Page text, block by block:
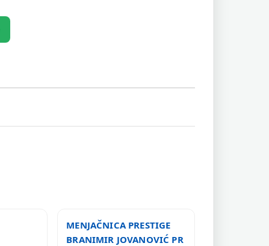
MENJAČNICA PRESTIGE
BRANIMIR JOVANOVIĆ PR